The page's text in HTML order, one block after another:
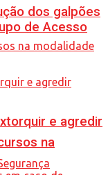
na
dos galpões
de Acesso
e agredir